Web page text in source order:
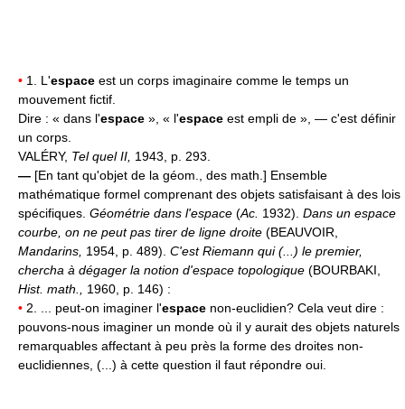
• 1. L'espace est un corps imaginaire comme le temps un
mouvement fictif.
Dire : « dans l'espace », « l'espace est empli de », — c'est définir
un corps.
VALÉRY, Tel quel II, 1943, p. 293.
— [En tant qu'objet de la géom., des math.] Ensemble
mathématique formel comprenant des objets satisfaisant à des lois
spécifiques. Géométrie dans l'espace (Ac. 1932). Dans un espace
courbe, on ne peut pas tirer de ligne droite (BEAUVOIR,
Mandarins, 1954, p. 489). C'est Riemann qui (...) le premier,
chercha à dégager la notion d'espace topologique (BOURBAKI,
Hist. math., 1960, p. 146) :
• 2. ... peut-on imaginer l'espace non-euclidien? Cela veut dire :
pouvons-nous imaginer un monde où il y aurait des objets naturels
remarquables affectant à peu près la forme des droites non-
euclidiennes, (...) à cette question il faut répondre oui.